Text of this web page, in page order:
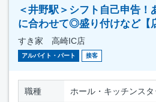
＜井野駅＞シフト自己申告！
に合わせて◎盛り付けなど【
すき家 高崎IC店
アルバイト・パート 接客
職種 ホール・キッチンスタ